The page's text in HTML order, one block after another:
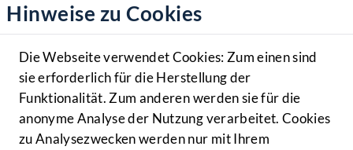
Hilfe
Benutzer
Navigationsmenü öffnen
MENÜ
Hinweise zu Cookies
Die Webseite verwendet Cookies: Zum einen sind
sie erforderlich für die Herstellung der
Funktionalität. Zum anderen werden sie für die
anonyme Analyse der Nutzung verarbeitet. Cookies
zu Analysezwecken werden nur mit Ihrem